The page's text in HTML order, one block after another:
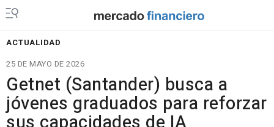
ACTUALIDAD
25 DE MAYO DE 2026
Getnet (Santander) busca a
jóvenes graduados para reforzar